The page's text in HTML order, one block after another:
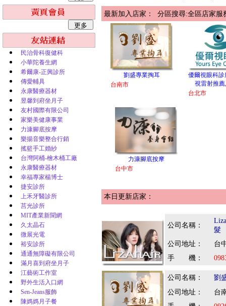
民治骨科復健科
小華陀養生網
希爾康-正興診所
傳愛輔具
永康醫療器材
昱馨到府坐月子
友村國際有限公司
家樂美健康事業
力漮腳底按摩
樂揚音樂整合行銷
搖籃手工婚紗
台灣阿桶-檜木桶工廠
永康醫療器材
幸福專家楊博士
捷安診所
上禾牙醫診所
莒光診所
MIT產業新聞網
久太晶石
微展光電
裕安診所
通通無障礙有限公司
滿月喜到府坐月子
江藝術工作室
野外生活入口網
Sen-Jeans服飾
陳媽媽月子餐
最新加入店家： 分區搜尋:全區店家服
劉盛專業掏耳
台南市
優爾視眼科
視雷射推
台北市
力漮腳底按摩
台中市
本日更新店家：
公司名稱：
髮
公司地址：
台
手 機：
公司名稱：
劉
公司地址：
台